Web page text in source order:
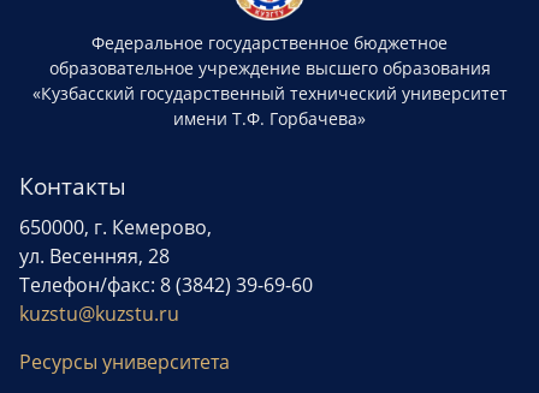
Федеральное государственное бюджетное
образовательное учреждение высшего образования
«Кузбасский государственный технический университет
имени Т.Ф. Горбачева»
Контакты
650000, г. Кемерово,
ул. Весенняя, 28
Телефон/факс: 8 (3842) 39-69-60
kuzstu@kuzstu.ru
Ресурсы университета